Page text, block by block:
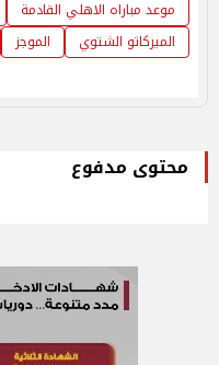
موعد مباراه الاهلي القادمة
الميركاتو الشتوي
الموجز
محتوى مدفوع